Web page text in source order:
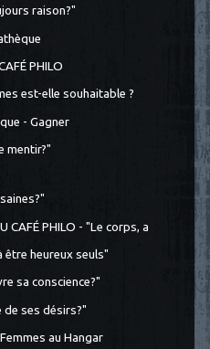
raison?"
PHILO
est-elle souhaitable ?
- Gagner
mentir?"
CAFÉ PHILO - "Le corps, a
être heureux seuls"
sa conscience?"
de ses désirs?"
au Hangar